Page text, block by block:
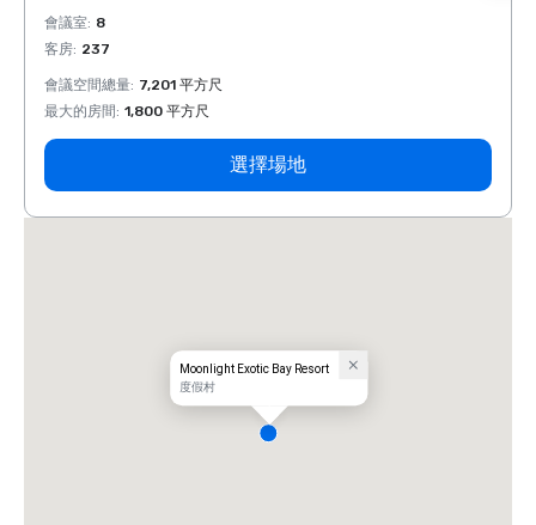
會議室: 8
客房: 237
會議空間總量: 7,201 平方尺
最大的房間 : 1,800 平方尺
選擇場地
Moonlight Exotic Bay Resort
度假村